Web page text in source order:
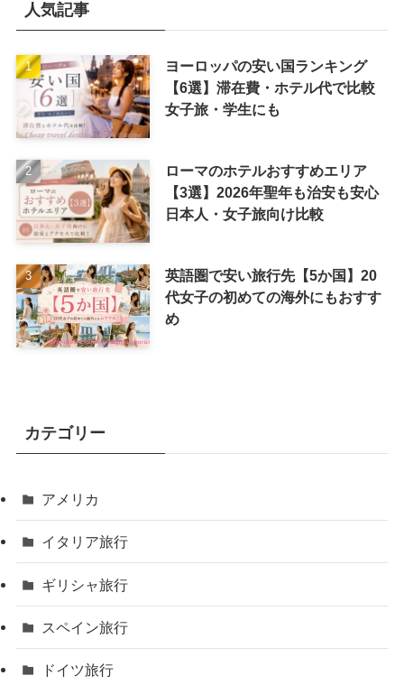
人気記事
ヨーロッパの安い国ランキング
【6選】滞在費・ホテル代で比較
女子旅・学生にも
ローマのホテルおすすめエリア
【3選】2026年聖年も治安も安心
日本人・女子旅向け比較
英語圏で安い旅行先【5か国】20
代女子の初めての海外にもおすす
め
カテゴリー
アメリカ
イタリア旅行
ギリシャ旅行
スペイン旅行
ドイツ旅行